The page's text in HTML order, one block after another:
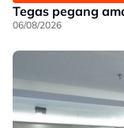
Tegas pegang
06/08/2026